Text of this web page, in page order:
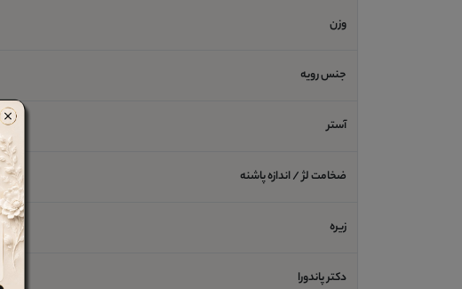
وزن
جنس رویه
آستر
ضخامت لژ / اندازه پاشنه
زیره
دکتر پاندورا